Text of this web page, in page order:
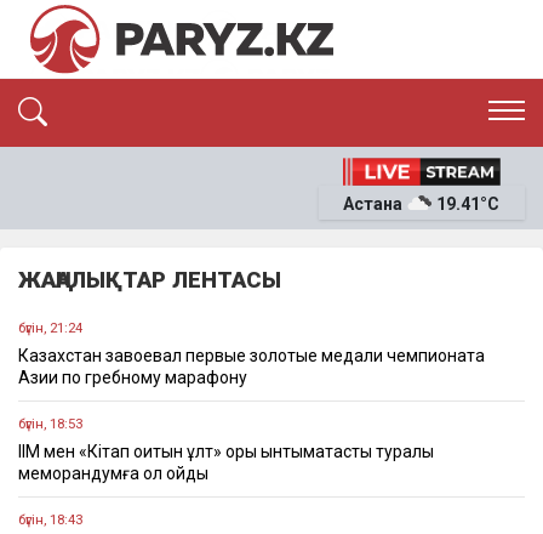
ЭКОНОМИКА
ОҚИҒА
Астана 19.41°C
ЖАҢАЛЫҚТАР ЛЕНТАСЫ
бүгін, 21:24
Казахстан завоевал первые золотые медали чемпионата
Азии по гребному марафону
бүгін, 18:53
ІІМ мен «Кітап оқитын ұлт» қоры ынтымақтастық туралы
меморандумға қол қойды
бүгін, 18:43